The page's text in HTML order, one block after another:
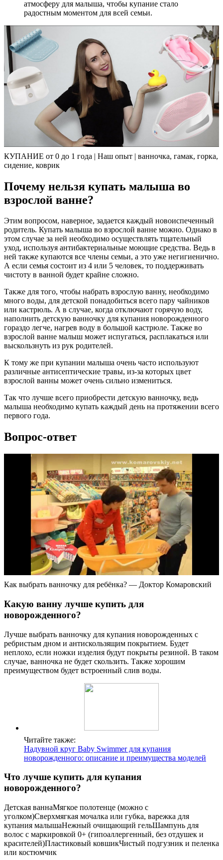
атмосферу для малыша, чтобы купание стало
радостным моментом для всей семьи.
КУПАНИЕ от 0 до 1 года | Наш опыт | ванночка, гамак, горка,
сидение, коврик
Почему нельзя купать малыша во
взрослой ванне?
Этим вопросом, наверное, задается каждый новоиспеченный
родитель. Купать малыша во взрослой ванне можно. Однако в
этом случае за ней необходимо осуществлять тщательный
уход, используя антибактериальные моющие средства. Ведь в
ней также купаются все члены семьи, а это уже негигиенично.
А если семья состоит из 4 или 5 человек, то поддерживать
чистоту в ванной будет крайне сложно.
Также для того, чтобы набрать взрослую ванну, необходимо
много воды, для детской понадобиться всего пару чайников
или кастрюль. А в случае, когда отключают горячую воду,
наполнить детскую ванночку для купания новорожденного
гораздо легче, нагрев воду в большой кастрюле. Также во
взрослой ванне малыш может испугаться, расплакаться или
выскользнуть из рук родителей.
К тому же при купании малыша очень часто используют
различные антисептические травы, из-за которых цвет
взрослой ванны может очень сильно измениться.
Так что лучше всего приобрести детскую ванночку, ведь
малыша необходимо купать каждый день на протяжении всего
первого года.
Вопрос-ответ
Как выбрать ванночку для ребёнка? — Доктор Комаровский
Какую ванну лучше купить для
новорожденного?
Лучше выбрать ванночку для купания новорожденных с
ребристым дном и антискользящим покрытием. Будет
неплохо, если ножки изделия будут покрыты резиной. В таком
случае, ванночка не будет скользить. Также хорошим
преимуществом будет встроенный слив воды.
Читайте также:
Надувной круг Baby Swimmer для купания
новорожденного: описание и преимущества моделей
Что лучше купить для купания
новорожденного?
Детская ваннаМягкое полотенце (можно с
уголком)Сверхмягкая мочалка или губка, варежка для
купания малышаНежный очищающий гельШампунь для
волос с маркировкой 0+ (гипоаллергенный, без отдушек и
красителей)Пластиковый ковшикЧистый подгузник и пеленка
или костюмчик